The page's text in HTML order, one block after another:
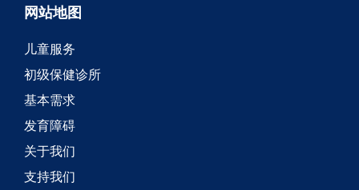
网站地图
儿童服务
初级保健诊所
基本需求
发育障碍
关于我们
支持我们